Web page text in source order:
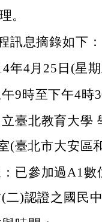
。
訊息摘錄如下：
年4月25日(星期
9時至下午4時
臺北教育大學
(臺北市大安區
已參加過A1
二)認證之國民中